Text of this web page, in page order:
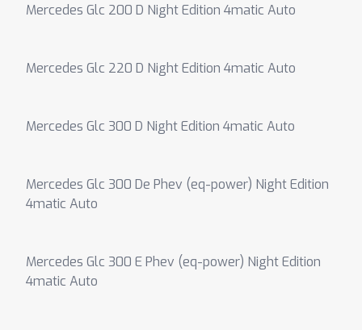
Mercedes Glc 200 D Night Edition 4matic Auto
Mercedes Glc 220 D Night Edition 4matic Auto
Mercedes Glc 300 D Night Edition 4matic Auto
Mercedes Glc 300 De Phev (eq-power) Night Edition
4matic Auto
Mercedes Glc 300 E Phev (eq-power) Night Edition
4matic Auto